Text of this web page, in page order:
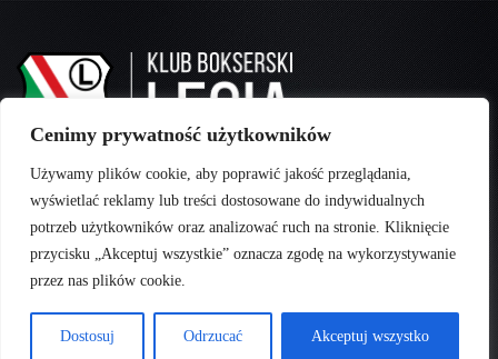
Cenimy prywatność użytkowników
Używamy plików cookie, aby poprawić jakość przeglądania,
wyświetlać reklamy lub treści dostosowane do indywidualnych
potrzeb użytkowników oraz analizować ruch na stronie. Kliknięcie
przycisku „Akceptuj wszystkie” oznacza zgodę na wykorzystywanie
przez nas plików cookie.
Dostosuj Odrzucać Akceptuj wszystko
Klub Bokserski „Legia” Warszawa
+48 22 487 80 83
recepcja.legiaboks@op.pl
Copyright 2026 © All rights Reserved. |
Polityka Prywatności